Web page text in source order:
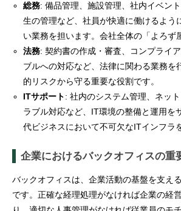
総務: 備品管理、施設管理、社内イベン
生の管理など、社員が快適に働けるよう
い業務を担います。会社全体の「よろず
法務: 契約書の作成・審査、コンプライ
ブルへの対応など、法律に関わる業務を
的リスクから守る重要な役割です。
ITサポート: 社内のシステム管理、ネッ
ラブル対応など、IT環境の整備と運用を
代ビジネスにおいて不可欠なITインフラ
企業におけるバックオフィスの重
バックオフィスは、企業活動の基盤を支え
です。正確な経理処理がなければ企業の経